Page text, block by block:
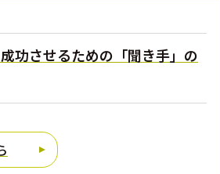
功させるための「聞き手」の